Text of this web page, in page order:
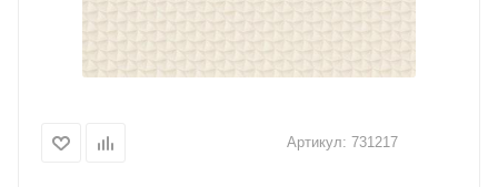
Артикул: 731217